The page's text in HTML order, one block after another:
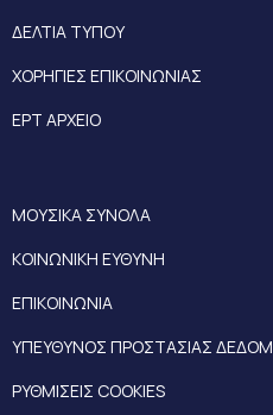
ΔΕΛΤΙΑ ΤΥΠΟΥ
ΧΟΡΗΓΙΕΣ ΕΠΙΚΟΙΝΩΝΙΑΣ
ΕΡΤ ΑΡΧΕΙΟ
ΜΟΥΣΙΚΑ ΣΥΝΟΛΑ
ΚΟΙΝΩΝΙΚΗ ΕΥΘΥΝΗ
ΕΠΙΚΟΙΝΩΝΙΑ
ΥΠΕΥΘΥΝΟΣ ΠΡΟΣΤΑΣΙΑΣ
ΡΥΘΜΙΣΕΙΣ COOKIES